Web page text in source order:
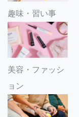
趣味・習い事
美容・ファッシ
ョン